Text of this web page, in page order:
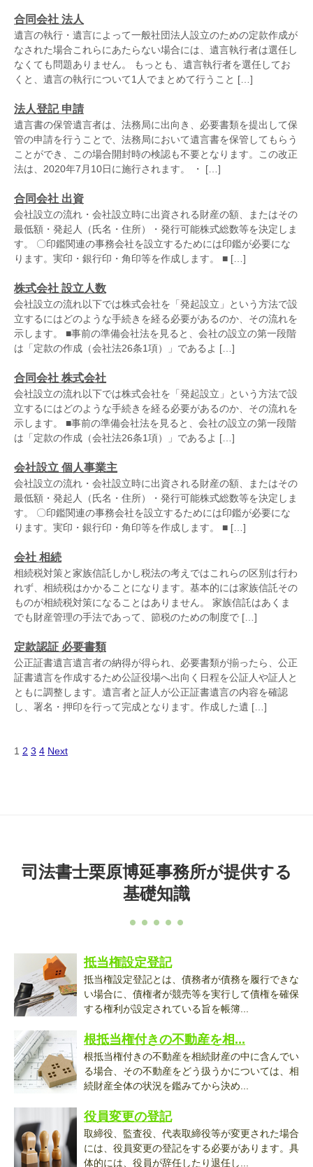
合同会社 法人
遺言の執行・遺言によって一般社団法人設立のための定款作成が
なされた場合これらにあたらない場合には、遺言執行者は選任し
なくても問題ありません。 もっとも、遺言執行者を選任してお
くと、遺言の執行について1人でまとめて行うこと […]
法人登記 申請
遺言書の保管遺言者は、法務局に出向き、必要書類を提出して保
管の申請を行うことで、法務局において遺言書を保管してもらう
ことができ、この場合開封時の検認も不要となります。この改正
法は、2020年7月10日に施行されます。 ・ […]
合同会社 出資
会社設立の流れ・会社設立時に出資される財産の額、またはその
最低額・発起人（氏名・住所）・発行可能株式総数等を決定しま
す。 〇印鑑関連の事務会社を設立するためには印鑑が必要にな
ります。実印・銀行印・角印等を作成します。 ■ […]
株式会社 設立人数
会社設立の流れ以下では株式会社を「発起設立」という方法で設
立するにはどのような手続きを経る必要があるのか、その流れを
示します。 ■事前の準備会社法を見ると、会社の設立の第一段階
は「定款の作成（会社法26条1項）」であるよ […]
合同会社 株式会社
会社設立の流れ以下では株式会社を「発起設立」という方法で設
立するにはどのような手続きを経る必要があるのか、その流れを
示します。 ■事前の準備会社法を見ると、会社の設立の第一段階
は「定款の作成（会社法26条1項）」であるよ […]
会社設立 個人事業主
会社設立の流れ・会社設立時に出資される財産の額、またはその
最低額・発起人（氏名・住所）・発行可能株式総数等を決定しま
す。 〇印鑑関連の事務会社を設立するためには印鑑が必要にな
ります。実印・銀行印・角印等を作成します。 ■ […]
会社 相続
相続税対策と家族信託しかし税法の考えではこれらの区別は行わ
れず、相続税はかかることになります。基本的には家族信託その
ものが相続税対策になることはありません。 家族信託はあくま
でも財産管理の手法であって、節税のための制度で […]
定款認証 必要書類
公正証書遺言遺言者の納得が得られ、必要書類が揃ったら、公正
証書遺言を作成するため公証役場へ出向く日程を公証人や証人と
ともに調整します。遺言者と証人が公正証書遺言の内容を確認
し、署名・押印を行って完成となります。作成した遺 […]
1 2 3 4 Next
司法書士栗原博延事務所が提供する
基礎知識
抵当権設定登記
抵当権設定登記とは、債務者が債務を履行できな
い場合に、債権者が競売等を実行して債権を確保
する権利が設定されている旨を帳簿...
根抵当権付きの不動産を相...
根抵当権付きの不動産を相続財産の中に含んでい
る場合、その不動産をどう扱うかについては、相
続財産全体の状況を鑑みてから決め...
役員変更の登記
取締役、監査役、代表取締役等が変更された場合
には、役員変更の登記をする必要があります。具
体的には、役員が辞任したり退任し...